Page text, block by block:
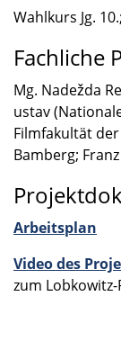
Wahlkurs Jg.
Fachliche
Mg. Nadežda
ustav
Filmfa­kul­tät
Bamberg;
Arbeits­plan
Videodes
zum Lobkowitz-